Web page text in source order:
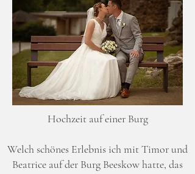
Hochzeit auf einer Burg
Welch schönes Erlebnis ich mit Timor und
Beatrice auf der Burg Beeskow hatte, das